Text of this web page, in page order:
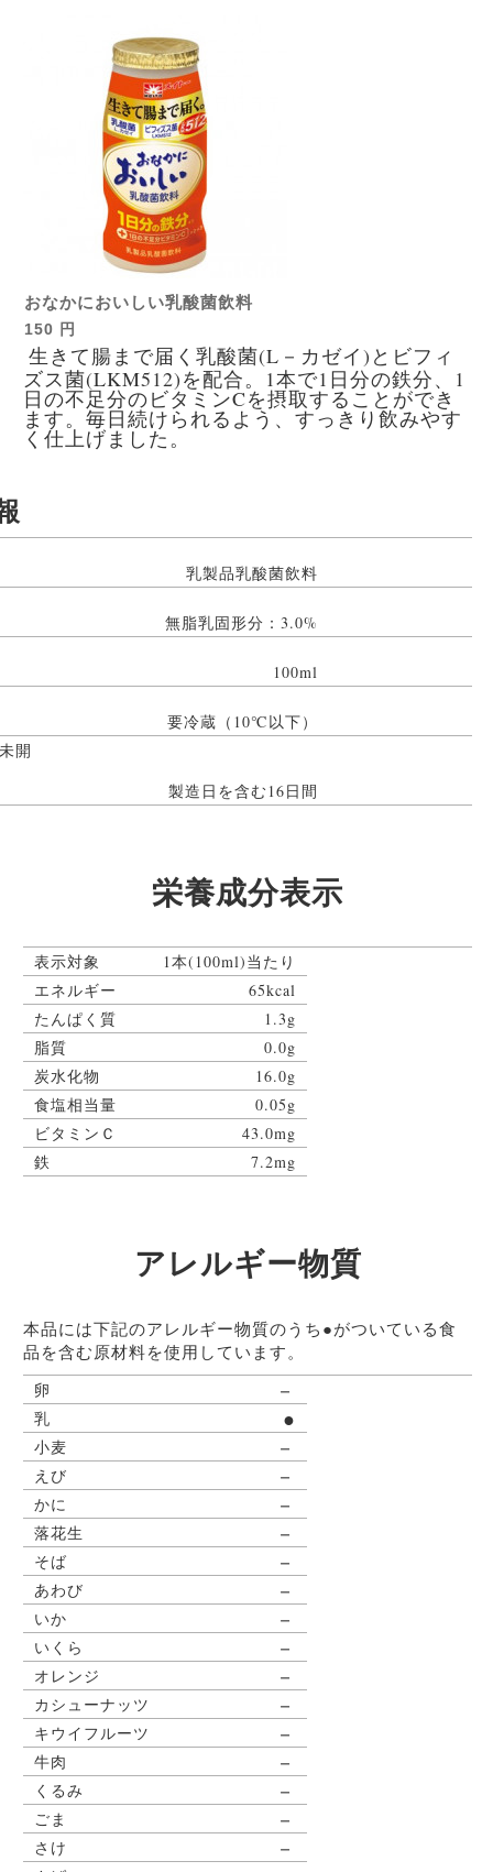
おなかにおいしい乳酸菌飲料
150 円
生きて腸まで届く乳酸菌(L－カゼイ)とビフィ
ズス菌(LKM512)を配合。1本で1日分の鉄分、1
日の不足分のビタミンCを摂取することができ
ます。毎日続けられるよう、すっきり飲みやす
く仕上げました。
乳製品乳酸菌飲料
無脂乳固形分：3.0%
100ml
要冷蔵（10℃以下）
開
製造日を含む16日間
栄養成分表示
表示対象
1本(100ml)当たり
エネルギー
65kcal
たんぱく質
1.3g
脂質
0.0g
炭水化物
16.0g
食塩相当量
0.05g
ビタミンＣ
43.0mg
鉄
7.2mg
アレルギー物質
本品には下記のアレルギー物質のうち●がついている食
品を含む原材料を使用しています。
卵 －
乳 ●
小麦 －
えび －
かに －
落花生 －
そば －
あわび －
いか －
いくら －
オレンジ －
カシューナッツ －
キウイフルーツ －
牛肉 －
くるみ －
ごま －
さけ －